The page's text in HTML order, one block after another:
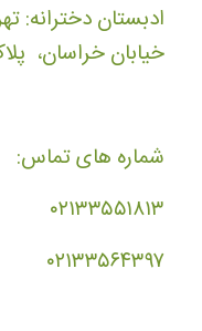
ادبستان دخترانه:
خیابان خراسان، پلاک
شماره های تماس:
۰۲۱۳۳۵۵۱۸۱۳
۰۲۱۳۳۵۶۴۳۹۷